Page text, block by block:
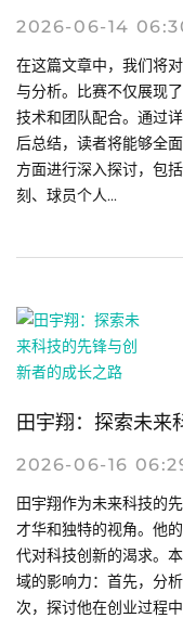
2026-06-14
在这篇文章中，我们将
与分析。比赛不仅展现
技术和团队配合。通过
后总结，读者将能够全
方面进行深入探讨，包
刻、球员个人...
田宇翔：探索未来
2026-06-16
田宇翔作为未来科技的
才华和独特的视角。他
代对科技创新的渴求。
域的影响力：首先，分
次，探讨他在创业过程